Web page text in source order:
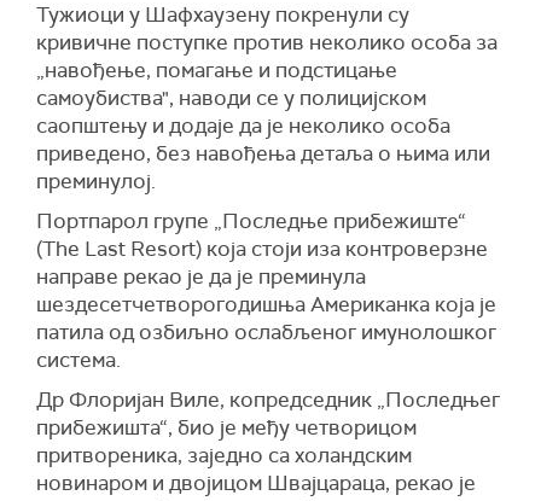
Тужиоци у Шафхаузену покренули су
кривичне поступке против неколико особа за
„навођење, помагање и подстицање
самоубиства", наводи се у полицијском
саопштењу и додаје да је неколико особа
приведено, без навођења детаља о њима или
преминулој.
Портпарол групе „Последње прибежиште“
(The Last Resort) која стоји иза контроверзне
направе рекао је да је преминула
шездесетчетворогодишња Американка која је
патила од озбиљно ослабљеног имунолошког
система.
Др Флоријан Виле, копредседник „Последњег
прибежишта“, био је међу четворицом
притвореника, заједно са холандским
новинаром и двојицом Швајцараца, рекао је